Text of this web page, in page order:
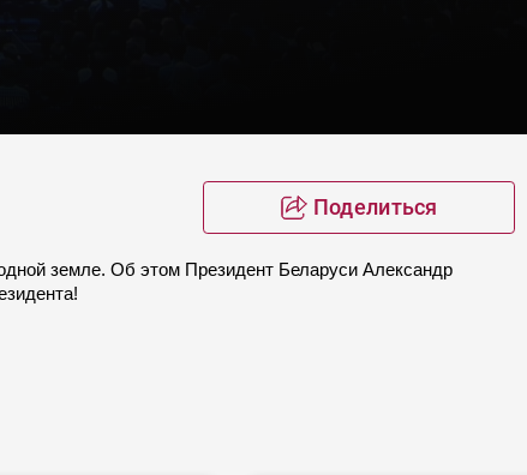
Поделиться
земле. Об этом Президент Беларуси Александр